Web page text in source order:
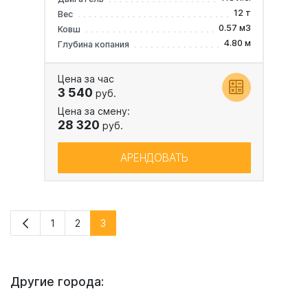
Вес
12 т
Ковш
0.57 м3
Глубина копания
4.80 м
Цена за час
3 540 руб.
Цена за смену:
28 320 руб.
АРЕНДОВАТЬ
1 2 3
Другие города: